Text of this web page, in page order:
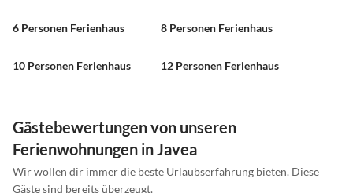
6 Personen Ferienhaus 8 Personen Ferienhaus
10 Personen Ferienhaus 12 Personen Ferienhaus
Gästebewertungen von unseren
Ferienwohnungen in Javea
Wir wollen dir immer die beste Urlaubserfahrung bieten. Diese
Gäste sind bereits überzeugt.